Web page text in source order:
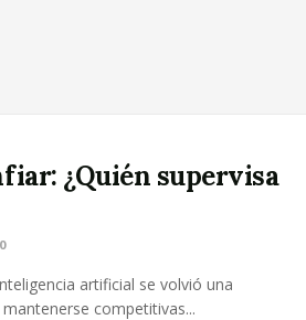
¿Quién supervisa
0
artificial se volvió una
competitivas...